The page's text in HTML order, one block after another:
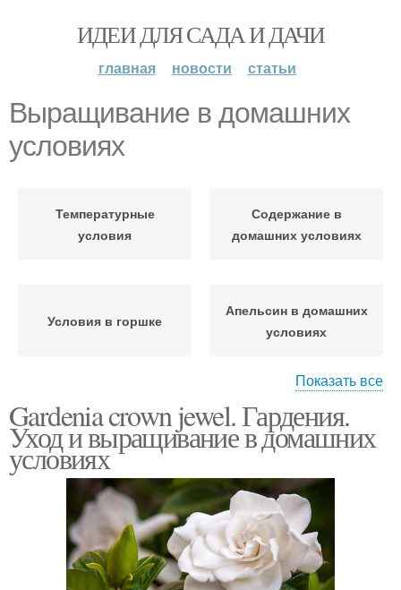
ИДЕИ ДЛЯ САДА И ДАЧИ
главная новости статьи
Выращивание в домашних
условиях
Температурные
условия
Содержание в
домашних условиях
Условия в горшке
Апельсин в домашних
условиях
Лимон в домашних
условиях
Мушмула в домашних
условиях
Растения в комнатных
условиях
Выращивание из семян
Показать все
Gardenia crown jewel. Гардения.
Уход и выращивание в домашних
условиях